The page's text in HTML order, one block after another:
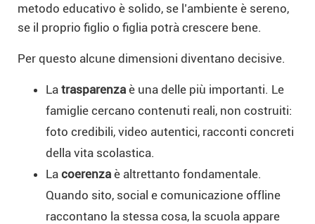
metodo educativo è solido, se l’ambiente è sereno,
se il proprio figlio o figlia potrà crescere bene.
Per questo alcune dimensioni diventano decisive.
La trasparenza è una delle più importanti. Le
famiglie cercano contenuti reali, non costruiti:
foto credibili, video autentici, racconti concreti
della vita scolastica.
La coerenza è altrettanto fondamentale.
Quando sito, social e comunicazione offline
raccontano la stessa cosa, la scuola appare